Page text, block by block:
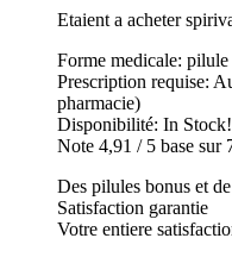
Etaient a acheter
Forme medicale: pilule
Prescription requise:
pharmacie)
Disponibilité: In Stock!
Note 4,91 / 5 base sur
Des pilules bonus et
Satisfaction garantie
Votre entiere